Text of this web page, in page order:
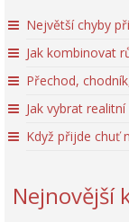
Největší chyby
Jak kombinovat
Přechod,
Jak vybrat
Když přijde chuť
Nejnovější